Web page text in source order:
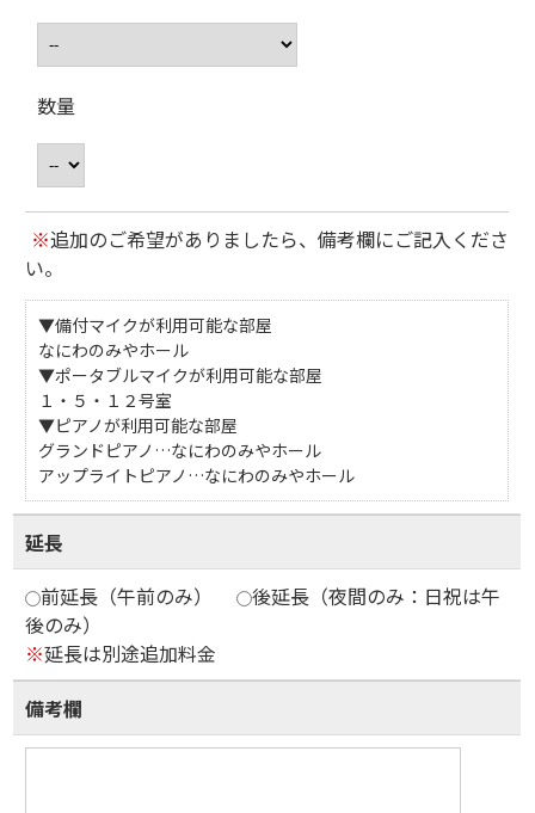
数量
※追加のご希望がありましたら、備考欄にご記入くださ
い。
▼備付マイクが利用可能な部屋
なにわのみやホール
▼ポータブルマイクが利用可能な部屋
１・５・１２号室
▼ピアノが利用可能な部屋
グランドピアノ…なにわのみやホール
アップライトピアノ…なにわのみやホール
延長
前延長（午前のみ）
後延長（夜間のみ：日祝は午
後のみ）
※延長は別途追加料金
備考欄